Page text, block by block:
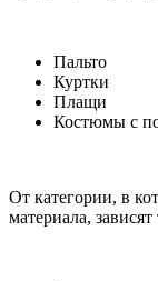
Пальто
Куртки
Плащи
Костюмы с
От категории, в
материала,